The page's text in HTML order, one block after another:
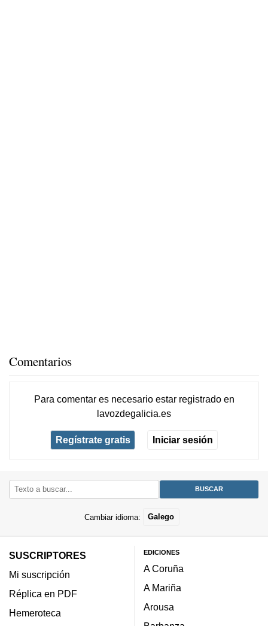
Comentarios
Para comentar es necesario estar registradoen
lavozdegalicia.es
Regístrate gratis Iniciar sesión
Cambiar idioma: Galego
SUSCRIPTORES
Mi suscripción
Réplica en PDF
Hemeroteca
EDICIONES
A Coruña
A Mariña
Arousa